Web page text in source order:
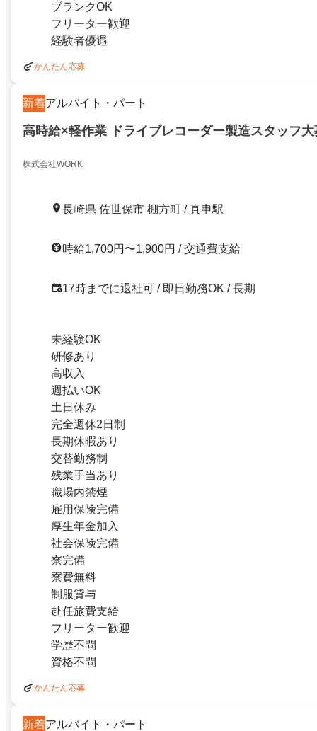
ブランクOK
フリーター歓迎
経験者優遇
かんたん応募
新着アルバイト・パート
高時給×軽作業 ドライブレコーダー製造スタッフ大
株式会社WORK
長崎県 佐世保市 棚方町 / 真申駅
時給1,700円〜1,900円 / 交通費支給
17時までに退社可 / 即日勤務OK / 長期
未経験OK
研修あり
高収入
週払いOK
土日休み
完全週休2日制
長期休暇あり
交替勤務制
残業手当あり
職場内禁煙
雇用保険完備
厚生年金加入
社会保険完備
寮完備
寮費無料
制服貸与
赴任旅費支給
フリーター歓迎
学歴不問
資格不問
かんたん応募
新着アルバイト・パート